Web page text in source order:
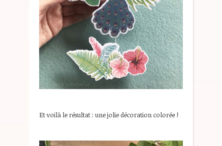
Et voilà le résultat : une jolie décoration colorée !